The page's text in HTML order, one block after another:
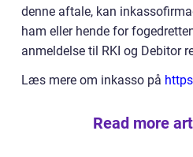
denne aftale, kan
ham eller hende for
anmeldelse til RKI og Debitor
Læs mere om inkasso på
Read more